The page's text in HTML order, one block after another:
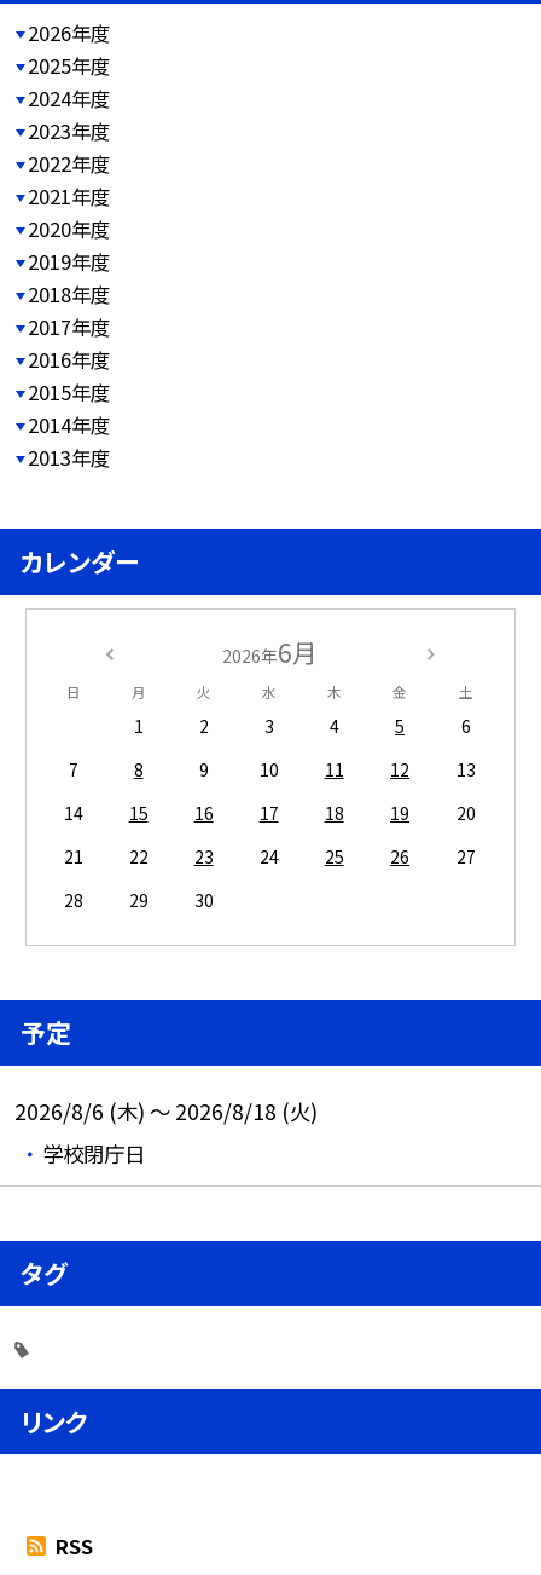
2026年度
2025年度
2024年度
2023年度
2022年度
2021年度
2020年度
2019年度
2018年度
2017年度
2016年度
2015年度
2014年度
2013年度
カレンダー
2026年6月
日 月 火 水 木 金 土
1 2 3 4 5
6
7
8 9 10 11 12
13
14
15 16 17 18 19
20
21
22 23 24 25 26
27
28
29 30
予定
2026/8/6 (木) ～ 2026/8/18 (火)
学校閉庁日
タグ
リンク
RSS